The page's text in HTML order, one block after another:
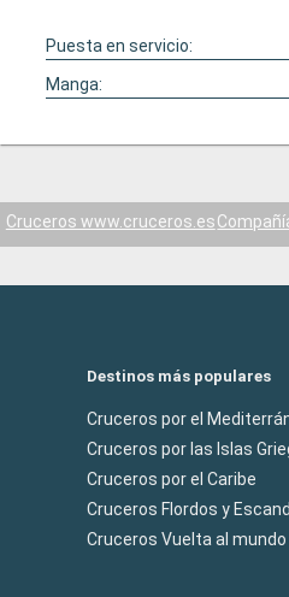
Puesta en servicio:
Manga:
Cruceros www.cruceros.es
Destinos más populares
Cruceros por el
Cruceros por las Islas
Cruceros por el Caribe
Cruceros Flordos y
Cruceros Vuelta al mundo